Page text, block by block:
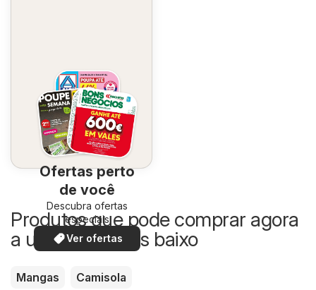
Ofertas perto
de você
Descubra ofertas
especiais
Ver ofertas
Produtos que pode comprar agora
a um preço mais baixo
Mangas Camisola